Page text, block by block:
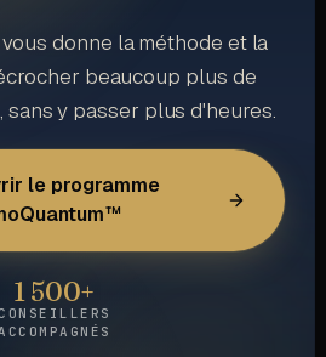
donne la méthode et la
beaucoup plus de
sans y passer plus d'heures.
le programme
1 500+
ACCOMPAGNÉS